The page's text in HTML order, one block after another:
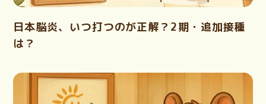
日本脳炎、いつ打つのが正解？2期・追加接種
は？